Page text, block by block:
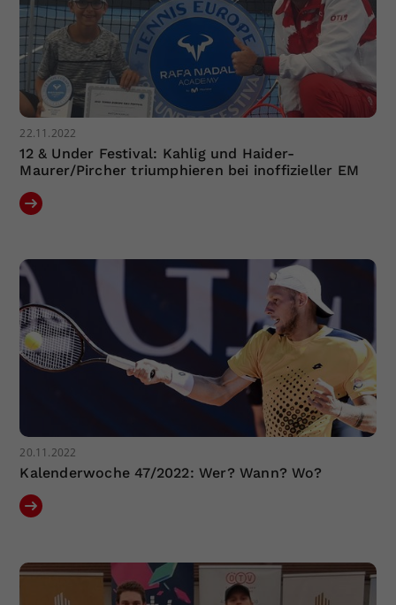
22.11.2022
12 & Under Festival: Kahlig und Haider-
Maurer/Pircher triumphieren bei inoffizieller EM
20.11.2022
Kalenderwoche 47/2022: Wer? Wann? Wo?